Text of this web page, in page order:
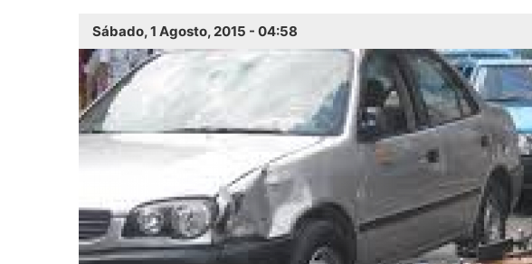
Sábado, 1 Agosto, 2015 - 04:58